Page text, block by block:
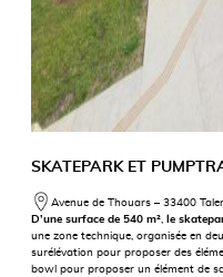
SKATEPARK ET
Avenue de Thouars – 33400
D’une surface de 540 m², le
une zone technique, organisée en
surélévation pour proposer des
bowl pour proposer un élément de